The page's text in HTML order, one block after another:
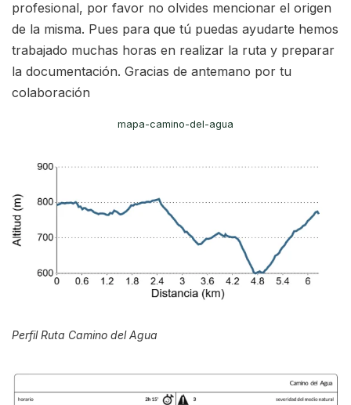
profesional, por favor no olvides mencionar el origen
de la misma. Pues para que tú puedas ayudarte hemos
trabajado muchas horas en realizar la ruta y preparar
la documentación. Gracias de antemano por tu
colaboración
mapa-camino-del-agua
Perfil Ruta Camino del Agua